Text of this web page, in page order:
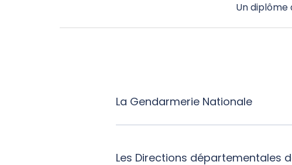
Un diplôme
La Gendarmerie Nationale
Les Directions départementales